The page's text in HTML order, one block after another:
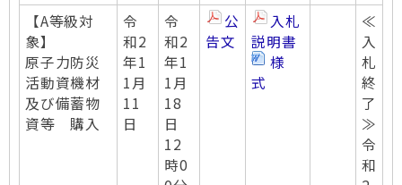
【A等級対
象】
原子力防災
活動資機材
及び備蓄物
資等 購入
令
和2
年1
1月
11
日
令
和2
年1
1月
18
日
12
時0
公
告文
入札
説明書
様
式
≪
入
札
終
了
≫
令
和